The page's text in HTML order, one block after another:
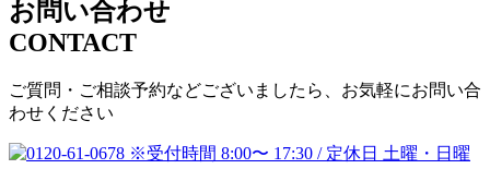
お問い合わせ
CONTACT
ご質問・ご相談予約などございましたら、お気軽にお問い合
わせください